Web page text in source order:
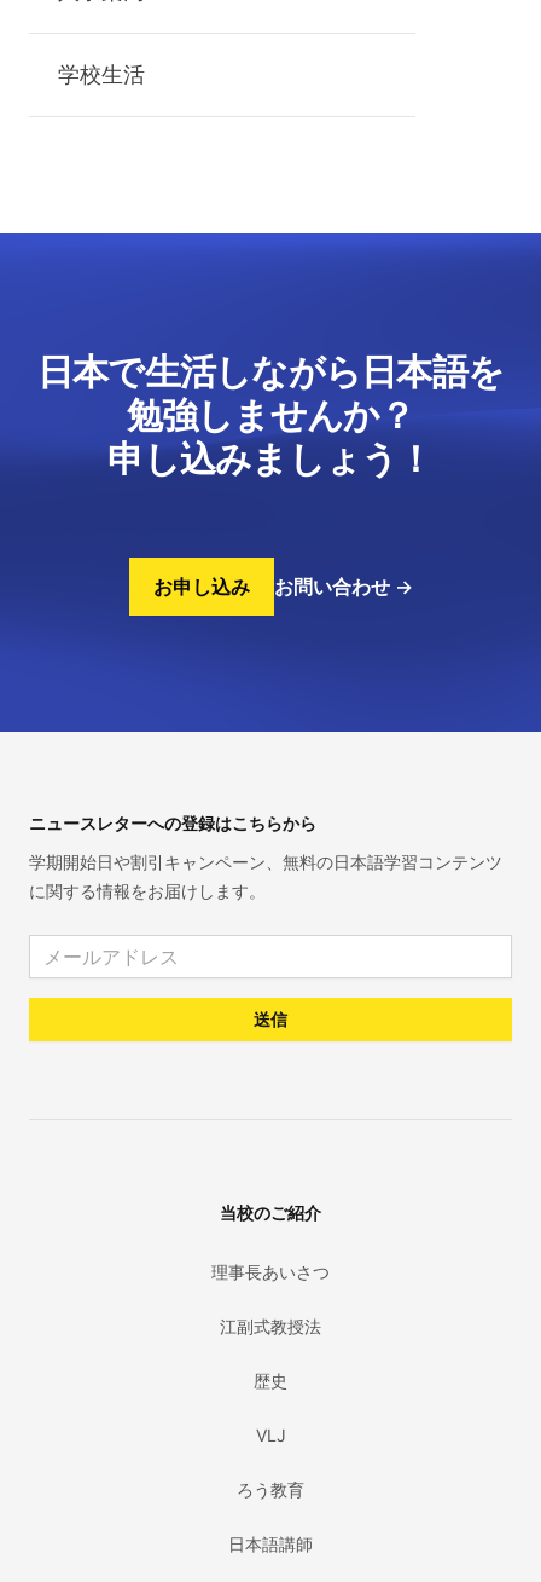
学校生活
日本で生活しながら日本語を
勉強しませんか？
申し込みましょう！
お申し込み お問い合わせ →
ニュースレターへの登録はこちらから
学期開始日や割引キャンペーン、無料の日本語学習コンテンツ
に関する情報をお届けします。
Email address
送信
当校のご紹介
理事長あいさつ
江副式教授法
歴史
VLJ
ろう教育
日本語講師